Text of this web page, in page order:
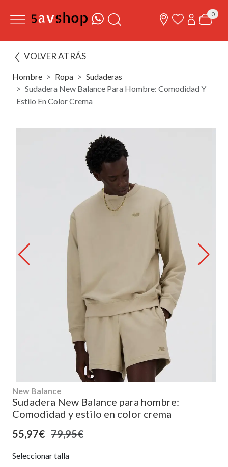
0
VOLVER ATRÁS
Hombre Ropa
Sudaderas
Sudadera New Balance Para Hombre: Comodidad Y
Estilo En Color Crema
New Balance
Sudadera New Balance para hombre:
Comodidad y estilo en color crema
55,97€ 79,95€
Seleccionar talla